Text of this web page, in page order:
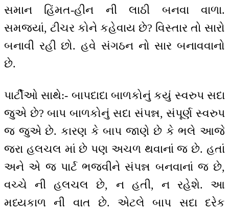
સમાન હિંમત-હીન ની લાઠી બનવા વાળા.
સમજ્યાં, ટીચર કોને કહેવાય છે? વિસ્તાર તો સારો
બનાવી રહી છો. હવે સંગઠન નો સાર બનાવવાનો
છે.
પાર્ટીઓ સાથે:- બાપદાદા બાળકોનું કયું સ્વરુપ સદા
જુએ છે? બાપ બાળકોનું સદા સંપન્ન, સંપૂર્ણ સ્વરુપ
જ જુએ છે. કારણ કે બાપ જાણે છે કે ભલે આજે
જરા હલચલ માં છે પણ અચળ થવાનાં જ છે. હતાં
અને એ જ પાર્ટ ભજવીને સંપન્ન બનવાનાં જ છે,
વચ્ચે ની હલચલ છે, ન હતી, ન રહેશે. આ
મધ્યકાળ ની વાત છે. એટલે બાપ સદા દરેક